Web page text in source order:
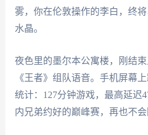
雾，你在伦敦操作的李白，终
水晶。
夜色里的墨尔本公寓楼，刚结
《王者》组队语音。手机屏幕
统计：127分钟游戏，最高延迟
内兄弟约好的巅峰赛，再也不会